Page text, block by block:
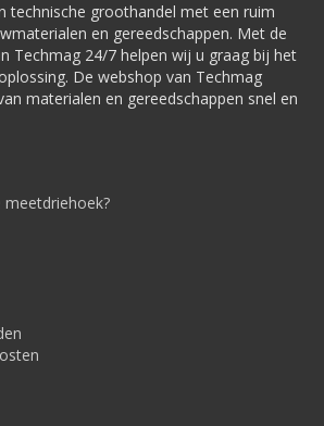
technische groothandel met een ruim
en gereedschappen. Met de
Techmag 24/7 helpen wij u graag bij het
De webshop van Techmag
materialen en gereedschappen snel en